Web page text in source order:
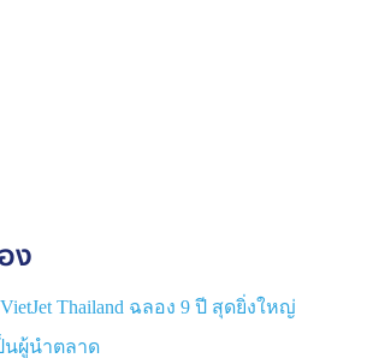
คา 150 บาท สอบถามข้อมูลเพิ่มเติม
ง
Thailand ฉลอง 9 ปี สุดยิ่งใหญ่
นผู้นำตลาด